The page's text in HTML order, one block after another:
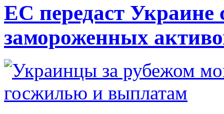
ЕС передаст Украине
замороженных